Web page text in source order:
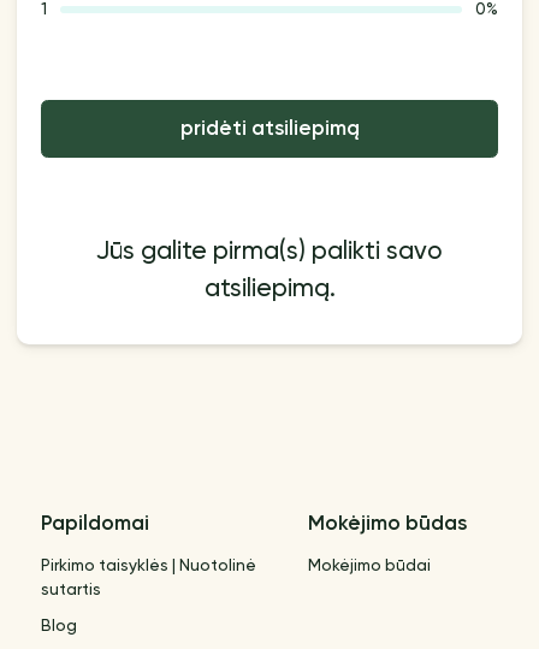
1 0%
pridėti atsiliepimą
Jūs galite pirma(s) palikti savo
atsiliepimą.
Papildomai
Pirkimo taisyklės | Nuotolinė
sutartis
Blog
Mokėjimo būdas
Mokėjimo būdai